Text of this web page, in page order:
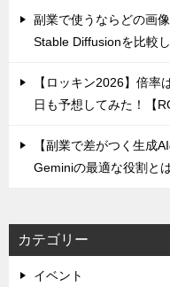
副業で使うならどの画
Stable Diffusionを比較し
【ロッキン2026】倍
日も予想してみた！【
【副業で差がつく生成
Geminiの最適な役割と
カテゴリー
イベント